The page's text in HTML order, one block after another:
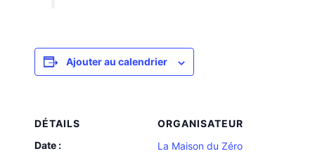
Ajouter au calendrier
DÉTAILS
Date :
ORGANISATEUR
La Maison du Zéro